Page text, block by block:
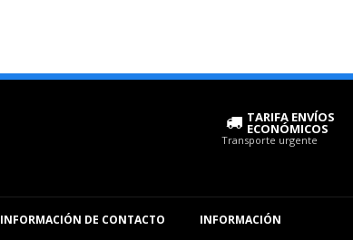
TARIFA ENVÍOS
ECONÓMICOS
Transporte urgente
INFORMACIÓN DE CONTACTO INFORMACIÓN